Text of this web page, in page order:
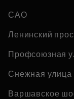
САО
Ленинский
Профсоюзная
Снежная улица
Варшавское